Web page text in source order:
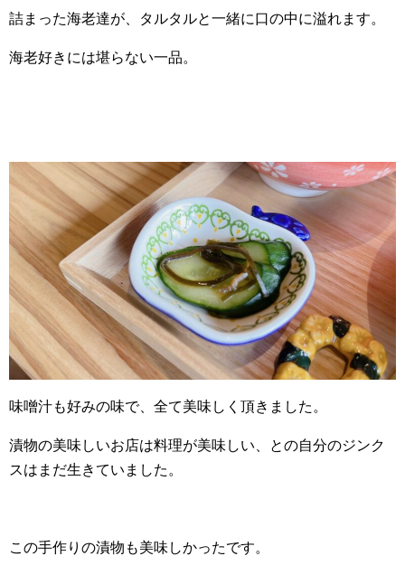
詰まった海老達が、タルタルと一緒に口の中に溢れます。
海老好きには堪らない一品。
味噌汁も好みの味で、全て美味しく頂きました。
漬物の美味しいお店は料理が美味しい、との自分のジンク
スはまだ生きていました。
この手作りの漬物も美味しかったです。